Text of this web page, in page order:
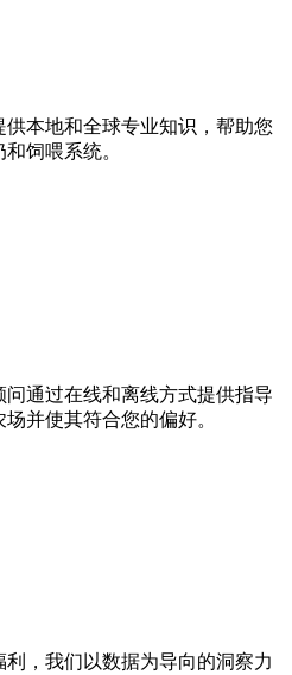
本地和全球专业知识，帮助您
饲喂系统。
通过在线和离线方式提供指导
并使其符合您的偏好。
，我们以数据为导向的洞察力